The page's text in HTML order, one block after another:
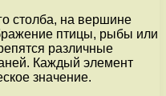
столба, на вершине
птицы, рыбы или
различные
Каждый элемент
значение.